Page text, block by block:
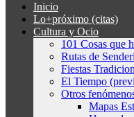
Inicio
Lo+próximo (citas)
Cultura y Ocio
101 Cosas que
Rutas de
Fiestas
El Tiempo
Otros
Mapas